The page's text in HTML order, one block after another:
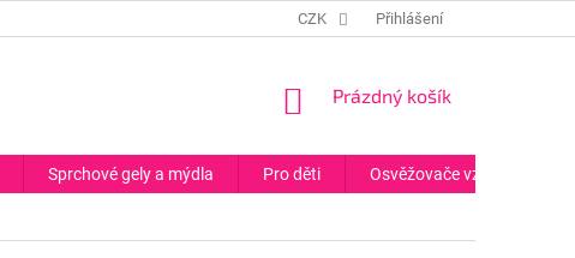
CZK Přihlášení
NÁKUPNÍ
Prázdný košík
Sprchové gely a mýdla Pro děti Osvěžovače vzduchu